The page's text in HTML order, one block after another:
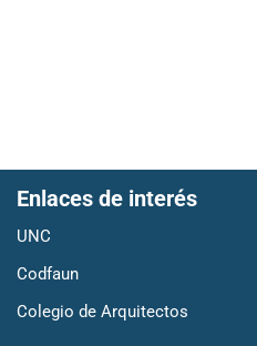
Enlaces de interés
UNC
Codfaun
Colegio de Arquitectos